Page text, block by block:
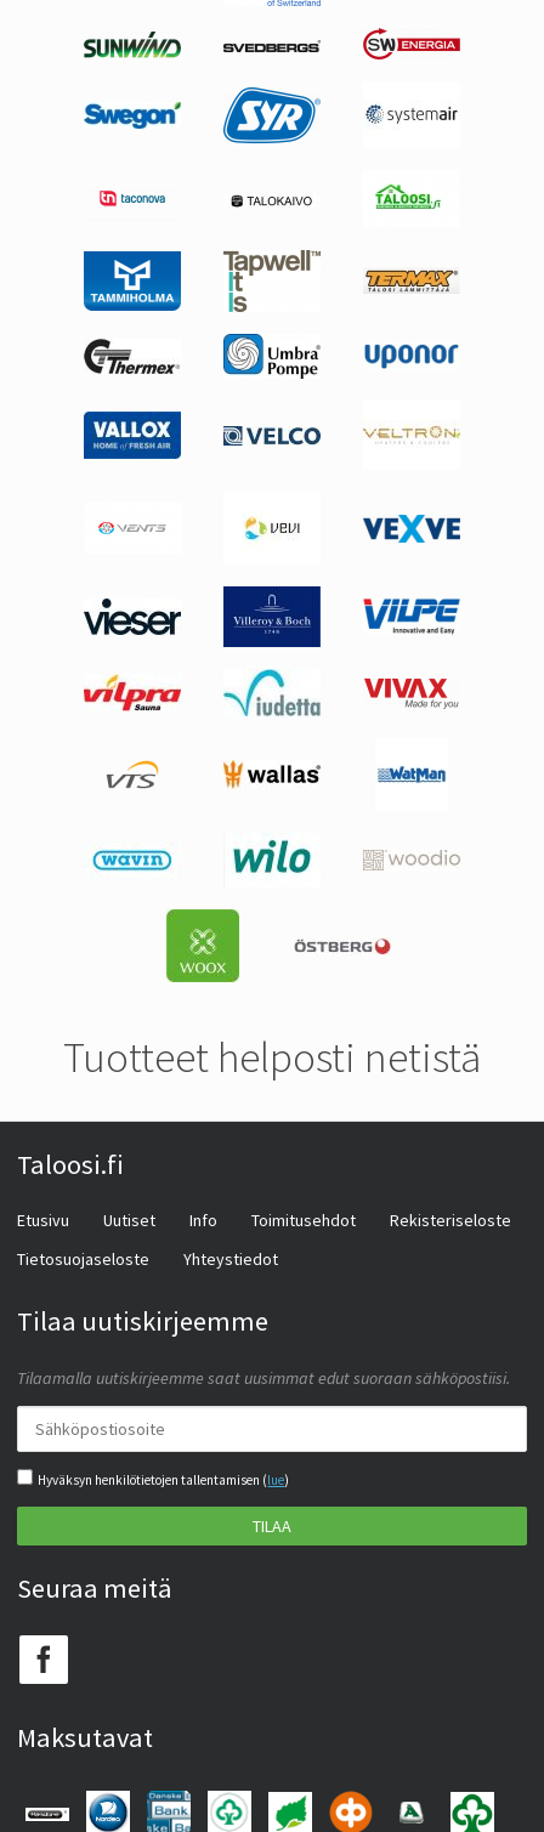
Tuotteet helposti netistä
Taloosi.fi
Etusivu Uutiset Info Toimitusehdot
Rekisteriseloste
Tietosuojaseloste
Yhteystiedot
Tilaa uutiskirjeemme
Tilaamalla uutiskirjeemme saat uusimmat edut suoraan sähköpostiisi.
Hyväksyn henkilötietojen tallentamisen (lue)
TILAA
Seuraa meitä
Maksutavat